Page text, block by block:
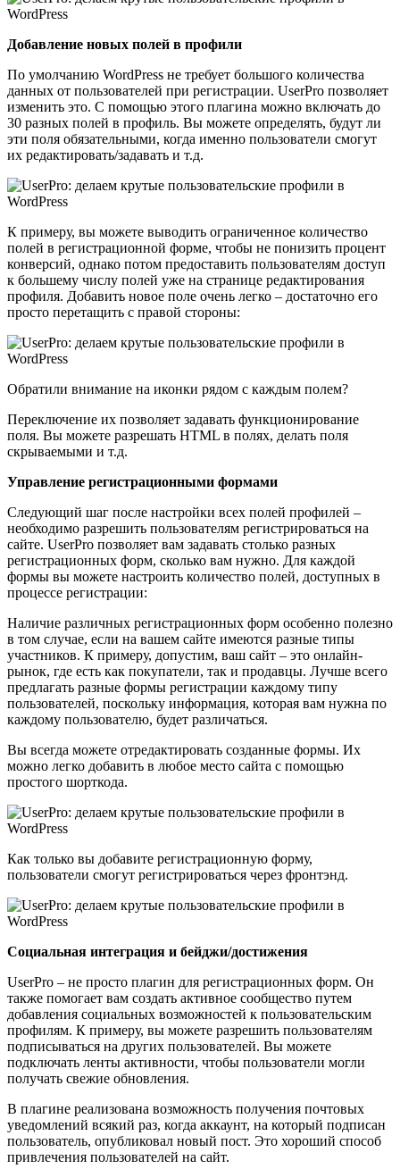
Добавление новых полей в профили
По умолчанию WordPress не требует большого количества
данных от пользователей при регистрации. UserPro позволяет
изменить это. С помощью этого плагина можно включать до
30 разных полей в профиль. Вы можете определять, будут ли
эти поля обязательными, когда именно пользователи смогут
их редактировать/задавать и т.д.
К примеру, вы можете выводить ограниченное количество
полей в регистрационной форме, чтобы не понизить процент
конверсий, однако потом предоставить пользователям доступ
к большему числу полей уже на странице редактирования
профиля. Добавить новое поле очень легко – достаточно его
просто перетащить с правой стороны:
Обратили внимание на иконки рядом с каждым полем?
Переключение их позволяет задавать функционирование
поля. Вы можете разрешать HTML в полях, делать поля
скрываемыми и т.д.
Управление регистрационными формами
Следующий шаг после настройки всех полей профилей –
необходимо разрешить пользователям регистрироваться на
сайте. UserPro позволяет вам задавать столько разных
регистрационных форм, сколько вам нужно. Для каждой
формы вы можете настроить количество полей, доступных в
процессе регистрации:
Наличие различных регистрационных форм особенно полезно
в том случае, если на вашем сайте имеются разные типы
участников. К примеру, допустим, ваш сайт – это онлайн-
рынок, где есть как покупатели, так и продавцы. Лучше всего
предлагать разные формы регистрации каждому типу
пользователей, поскольку информация, которая вам нужна по
каждому пользователю, будет различаться.
Вы всегда можете отредактировать созданные формы. Их
можно легко добавить в любое место сайта с помощью
простого шорткода.
Как только вы добавите регистрационную форму,
пользователи смогут регистрироваться через фронтэнд.
Социальная интеграция и бейджи/достижения
UserPro – не просто плагин для регистрационных форм. Он
также помогает вам создать активное сообщество путем
добавления социальных возможностей к пользовательским
профилям. К примеру, вы можете разрешить пользователям
подписываться на других пользователей. Вы можете
подключать ленты активности, чтобы пользователи могли
получать свежие обновления.
В плагине реализована возможность получения почтовых
уведомлений всякий раз, когда аккаунт, на который подписан
пользователь, опубликовал новый пост. Это хороший способ
привлечения пользователей на сайт.